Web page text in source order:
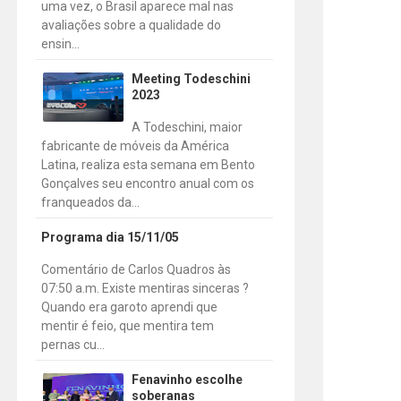
uma vez, o Brasil aparece mal nas
avaliações sobre a qualidade do
ensin...
Meeting Todeschini
2023
A Todeschini, maior
fabricante de móveis da América
Latina, realiza esta semana em Bento
Gonçalves seu encontro anual com os
franqueados da...
Programa dia 15/11/05
Comentário de Carlos Quadros às
07:50 a.m. Existe mentiras sinceras ?
Quando era garoto aprendi que
mentir é feio, que mentira tem
pernas cu...
Fenavinho escolhe
soberanas